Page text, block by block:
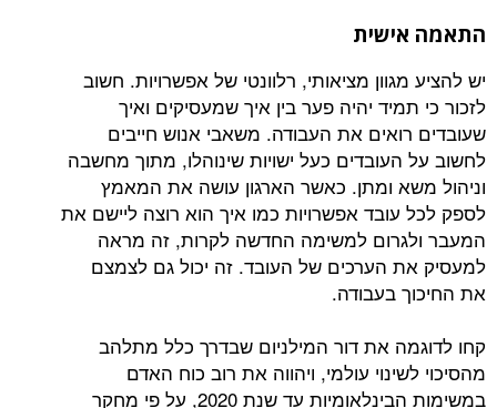
מציאותי, רלוונטי של אפשרויות. חשוב
יהיה פער בין איך שמעסיקים ואיך
את העבודה. משאבי אנוש חייבים
כעל ישויות שינוהלו, מתוך מחשבה
ומתן. כאשר הארגון עושה את המאמץ
אפשרויות כמו איך הוא רוצה ליישם את
למשימה החדשה לקרות, זה מראה
הערכים של העובד. זה יכול גם לצמצם
בעבודה.
את דור המילניום שבדרך כלל מתלהב
עולמי, ויהווה את רוב כוח האדם
במשימות הבינלאומיות עד שנת 2020, על פי מחקר